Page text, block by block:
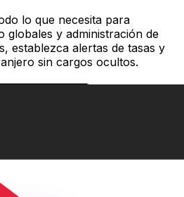
lo que necesita para
globales y administración de
establezca alertas de tasas y
sin cargos ocultos.